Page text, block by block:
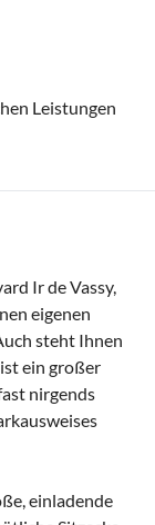
Leistungen
Ir de Vassy,
eigenen
steht Ihnen
ein großer
nirgends
einladende